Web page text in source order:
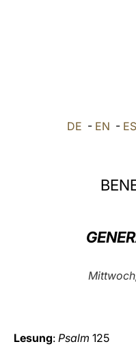
DE - EN - ES
Lesung: Psalm 125